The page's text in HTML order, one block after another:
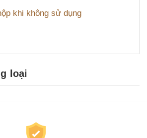
khi không sử dụng
loại